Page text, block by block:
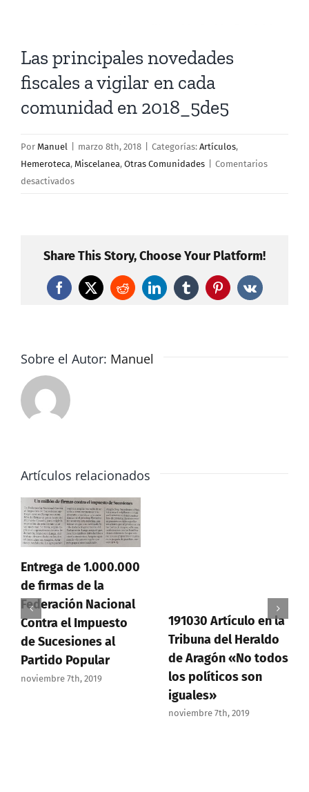
Las principales novedades
fiscales a vigilar en cada
comunidad en 2018_5de5
Por Manuel marzo 8th, 2018 Categorías: Artículos,
Hemeroteca, Miscelanea, Otras Comunidades
Comentarios
desactivadosen
fiscales
vigilar
en
en
Share This Story, Choose Your Platform!
Facebook
X RedditLinkedInTumblrPinterest
Vk
Sobre el Autor: Manuel
Artículos relacionados
Entrega de 1.000.000
de firmas de la
Federación Nacional
Contra el Impuesto
de Sucesiones al
Partido Popular
noviembre 7th, 2019
191030 Artículo en la
Tribuna del Heraldo
de Aragón «No todos
los políticos son
iguales»
noviembre 7th, 2019